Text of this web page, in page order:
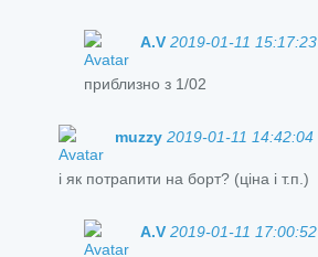
A.V 2019-01-11 15:17:23
приблизно з 1/02
muzzy 2019-01-11 14:42:04
і як потрапити на борт? (ціна і т.п.)
A.V 2019-01-11 17:00:52